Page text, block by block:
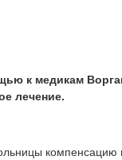
к медикам
лечение.
компенсацию